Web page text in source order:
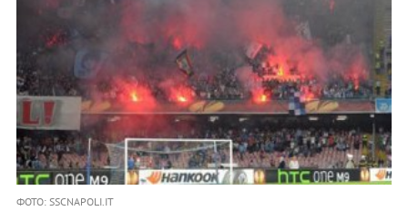
ФОТО: SSCNAPOLI.IT